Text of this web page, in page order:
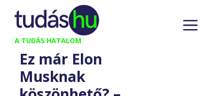
Kilépés
tartalomba
A TUDÁS HATALOM
Ez már Elon
Musknak